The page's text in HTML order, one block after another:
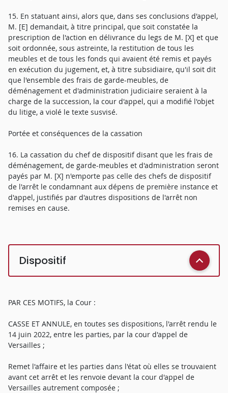
15. En statuant ainsi, alors que, dans ses conclusions d'appel,
M. [E] demandait, à titre principal, que soit constatée la
prescription de l'action en délivrance du legs de M. [X] et que
soit ordonnée, sous astreinte, la restitution de tous les
meubles et de tous les fonds qui avaient été remis et payés
en exécution du jugement, et, à titre subsidiaire, qu'il soit dit
que l'ensemble des frais de garde-meubles, de
déménagement et d'administration judiciaire seraient à la
charge de la succession, la cour d'appel, qui a modifié l'objet
du litige, a violé le texte susvisé.
Portée et conséquences de la cassation
16. La cassation du chef de dispositif disant que les frais de
déménagement, de garde-meubles et d'administration seront
payés par M. [X] n'emporte pas celle des chefs de dispositif
de l'arrêt le condamnant aux dépens de première instance et
d'appel, justifiés par d'autres dispositions de l'arrêt non
remises en cause.
Dispositif
PAR CES MOTIFS, la Cour :
CASSE ET ANNULE, en toutes ses dispositions, l'arrêt rendu le
14 juin 2022, entre les parties, par la cour d'appel de
Versailles ;
Remet l'affaire et les parties dans l'état où elles se trouvaient
avant cet arrêt et les renvoie devant la cour d'appel de
Versailles autrement composée ;